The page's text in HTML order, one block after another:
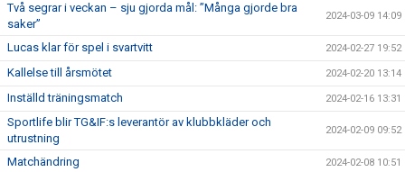
Två segrar i veckan – sju gjorda mål: ”Många gjorde bra
saker”
2024-03-09 14:09
Lucas klar för spel i svartvitt 2024-02-27 19:52
Kallelse till årsmötet 2024-02-20 13:14
Inställd träningsmatch 2024-02-16 13:31
Sportlife blir TG&IF:s leverantör av klubbkläder och
utrustning
2024-02-09 09:52
Matchändring 2024-02-08 10:51